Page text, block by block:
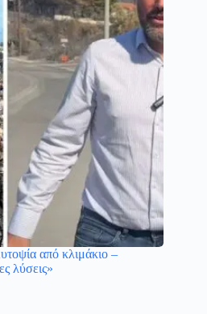
από κλιμάκιο –
λύσεις»